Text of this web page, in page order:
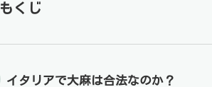
もくじ
イタリアで大麻は合法なのか？